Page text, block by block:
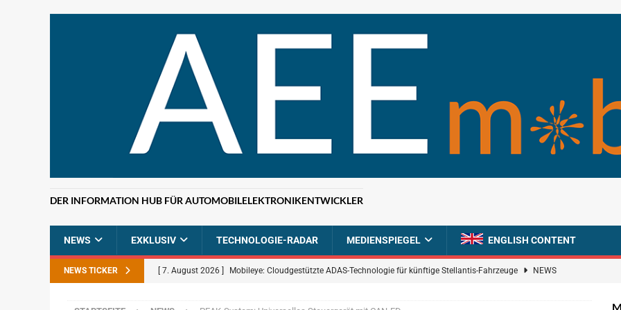
DER INFORMATION HUB FÜR AUTOMOBILELEKTRONIKENTWICKLER
NEWS EXKLUSIV TECHNOLOGIE-RADAR MEDIENSPIEGEL ENGLISH CONTENT
NEWS TICKER [ 7. August 2026 ] Mobileye: Cloudgestützte ADAS-Technologie für künftige Stellantis-Fahrzeuge NEWS